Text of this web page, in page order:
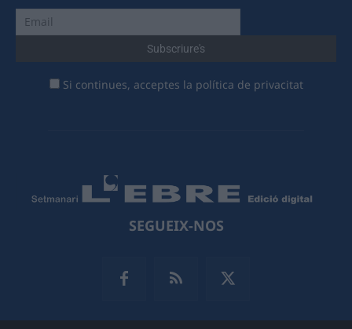
Si continues, acceptes la política de privacitat
SEGUEIX-NOS